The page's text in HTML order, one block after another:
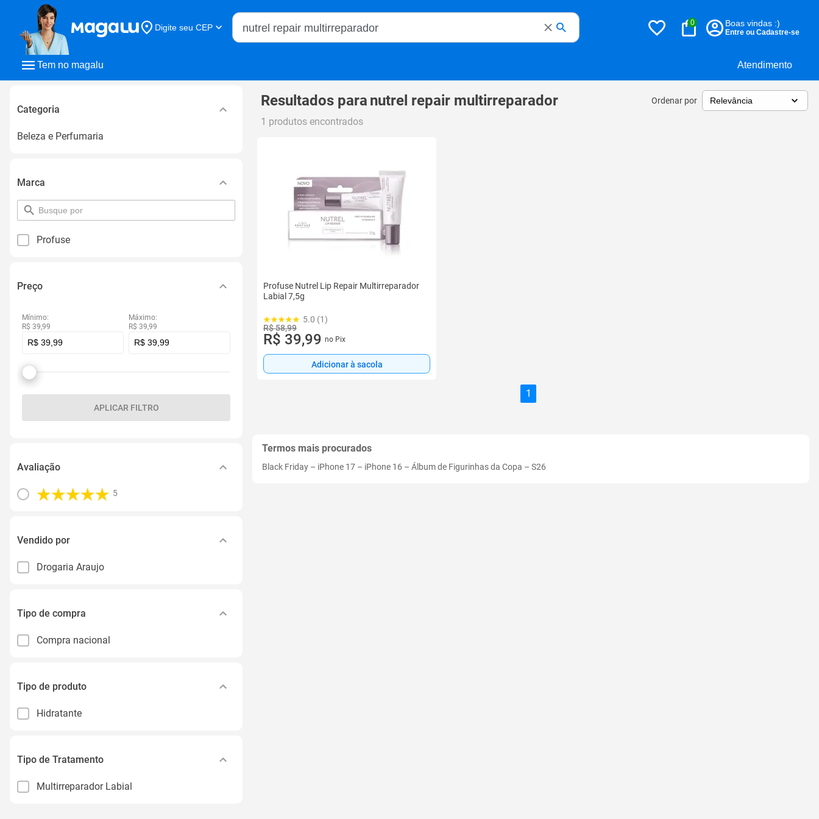
Tem no magalu Atendimento
Digite seu CEP
Buscar no Magalu
0 Boas vindas :)
Entre ou Cadastre-se
Categoria
Beleza e Perfumaria
Marca
pesquisar
por
Profuse
Preço
Mínimo:
R$ 39,99
Máximo:
R$ 39,99
APLICAR FILTRO
Avaliação
5
Vendido por
Drogaria Araujo
Tipo de compra
Compra nacional
Tipo de produto
Hidratante
Tipo de Tratamento
Multirreparador Labial
Resultados para nutrel repair multirreparador Ordenar por
1 produtos encontrados
Profuse Nutrel Lip Repair Multirreparador
Labial 7,5g
5.0 (1)
R$ 58,99
R$ 39,99 no Pix
Adicionar à sacola
1
Termos mais procurados
Black Friday – iPhone 17 – iPhone 16 – Álbum de Figurinhas da Copa – S26